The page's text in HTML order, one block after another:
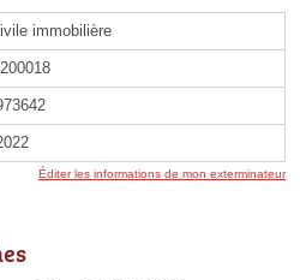
immobilière
Éditer les informations de mon exterminateur